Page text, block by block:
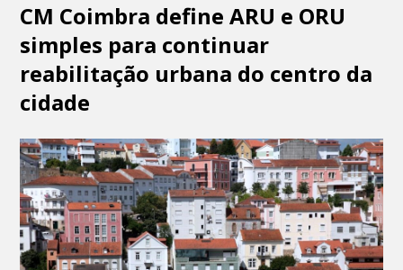
CM Coimbra define ARU e ORU
simples para continuar
reabilitação urbana do centro da
cidade